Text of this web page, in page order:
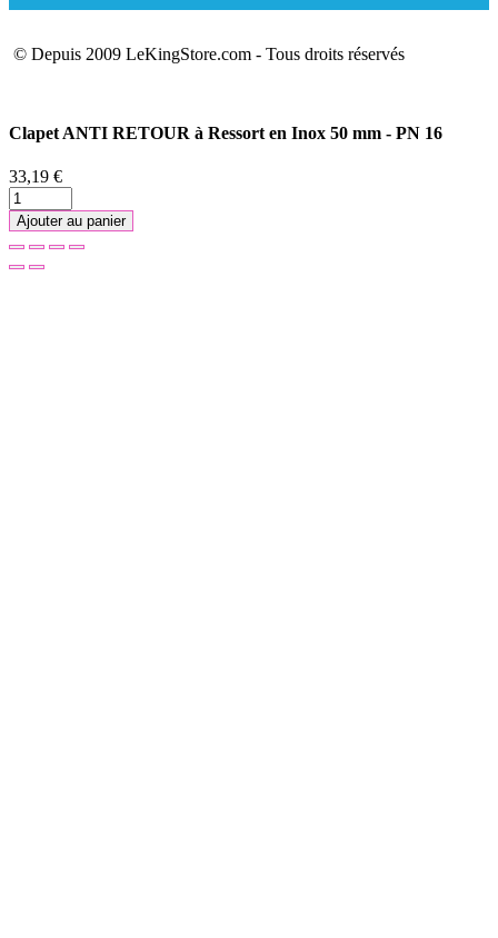
© Depuis 2009 LeKingStore.com - Tous droits réservés
Clapet ANTI RETOUR à Ressort en Inox 50 mm - PN 16
33,19 €
Ajouter au panier